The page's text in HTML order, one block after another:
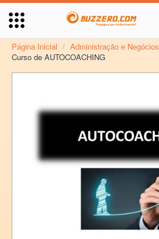
Página Inicial / Administração e Negócios
Curso de AUTOCOACHING